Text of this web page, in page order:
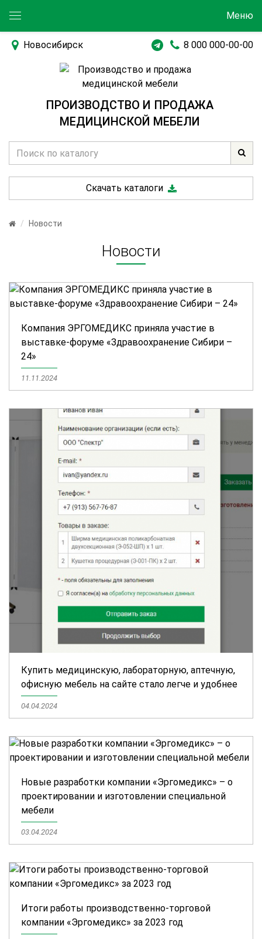
Меню
Новосибирск 8 000 000-00-00
ПРОИЗВОДСТВО И ПРОДАЖА
МЕДИЦИНСКОЙ МЕБЕЛИ
Скачать каталоги
Новости
Новости
Компания ЭРГОМЕДИКС приняла участие в
выставке-форуме «Здравоохранение Сибири –
24»
11.11.2024
Купить медицинскую, лабораторную, аптечную,
офисную мебель на сайте стало легче и удобнее
04.04.2024
Новые разработки компании «Эргомедикс» – о
проектировании и изготовлении специальной
мебели
03.04.2024
Итоги работы производственно-торговой
компании «Эргомедикс» за 2023 год